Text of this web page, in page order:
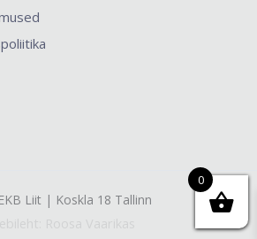
Liit | Koskla 18 Tallinn
0